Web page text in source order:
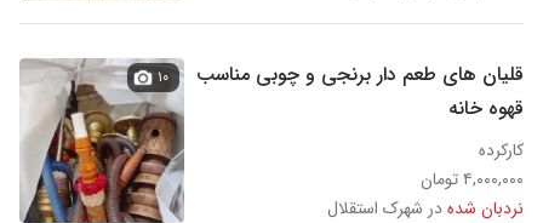
قلیان های طعم دار برنجی و چوبی مناسب
قهوه خانه
کارکرده
۴,۰۰۰,۰۰۰ تومان
نردبان شدهدر شهرک استقلال
۱۰